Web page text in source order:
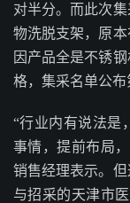
对半分。而此次
物洗脱支架，原
因产品全是不锈
格，集采名单公布
“行业内有说法是
事情，提前布局
销售经理表示。
与招采的天津市